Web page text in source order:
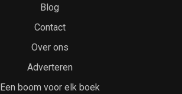
Blog
Contact
Over ons
Adverteren
Een boom voor elk boek